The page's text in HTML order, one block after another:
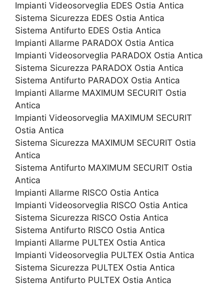
Impianti Videosorveglia EDES Ostia Antica
Sistema Sicurezza EDES Ostia Antica
Sistema Antifurto EDES Ostia Antica
Impianti Allarme PARADOX Ostia Antica
Impianti Videosorveglia PARADOX Ostia Antica
Sistema Sicurezza PARADOX Ostia Antica
Sistema Antifurto PARADOX Ostia Antica
Impianti Allarme MAXIMUM SECURIT Ostia
Antica
Impianti Videosorveglia MAXIMUM SECURIT
Ostia Antica
Sistema Sicurezza MAXIMUM SECURIT Ostia
Antica
Sistema Antifurto MAXIMUM SECURIT Ostia
Antica
Impianti Allarme RISCO Ostia Antica
Impianti Videosorveglia RISCO Ostia Antica
Sistema Sicurezza RISCO Ostia Antica
Sistema Antifurto RISCO Ostia Antica
Impianti Allarme PULTEX Ostia Antica
Impianti Videosorveglia PULTEX Ostia Antica
Sistema Sicurezza PULTEX Ostia Antica
Sistema Antifurto PULTEX Ostia Antica